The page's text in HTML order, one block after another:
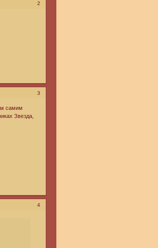
2
3
самим
Звезда,
4